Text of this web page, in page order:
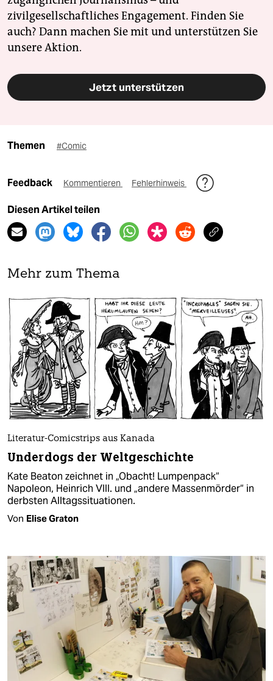
zivilgesellschaftliches Engagement. Finden Sie
auch? Dann machen Sie mit und unterstützen Sie
unsere Aktion.
Jetzt unterstützen
Themen #Comic
Feedback Kommentieren Fehlerhinweis
Diesen Artikel teilen
Mehr zum Thema
Literatur-Comicstrips aus Kanada
Underdogs der Weltgeschichte
Kate Beaton zeichnet in „Obacht! Lumpenpack“
Napoleon, Heinrich VIII. und „andere Massenmörder“ in
derbsten Alltagssituationen.
Von Elise Graton